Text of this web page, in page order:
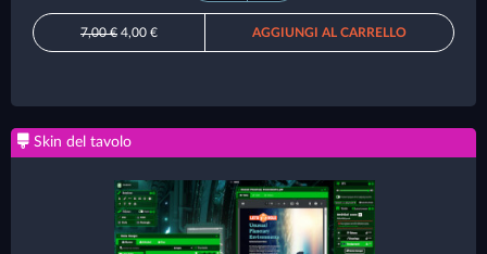
7,00 € 4,00 € AGGIUNGI AL CARRELLO
Skin del tavolo